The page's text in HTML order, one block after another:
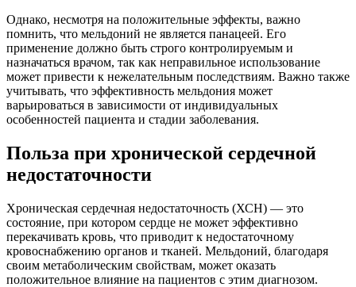
Однако, несмотря на положительные эффекты, важно
помнить, что мельдоний не является панацеей. Его
применение должно быть строго контролируемым и
назначаться врачом, так как неправильное использование
может привести к нежелательным последствиям. Важно также
учитывать, что эффективность мельдония может
варьироваться в зависимости от индивидуальных
особенностей пациента и стадии заболевания.
Польза при хронической сердечной
недостаточности
Хроническая сердечная недостаточность (ХСН) — это
состояние, при котором сердце не может эффективно
перекачивать кровь, что приводит к недостаточному
кровоснабжению органов и тканей. Мельдоний, благодаря
своим метаболическим свойствам, может оказать
положительное влияние на пациентов с этим диагнозом.